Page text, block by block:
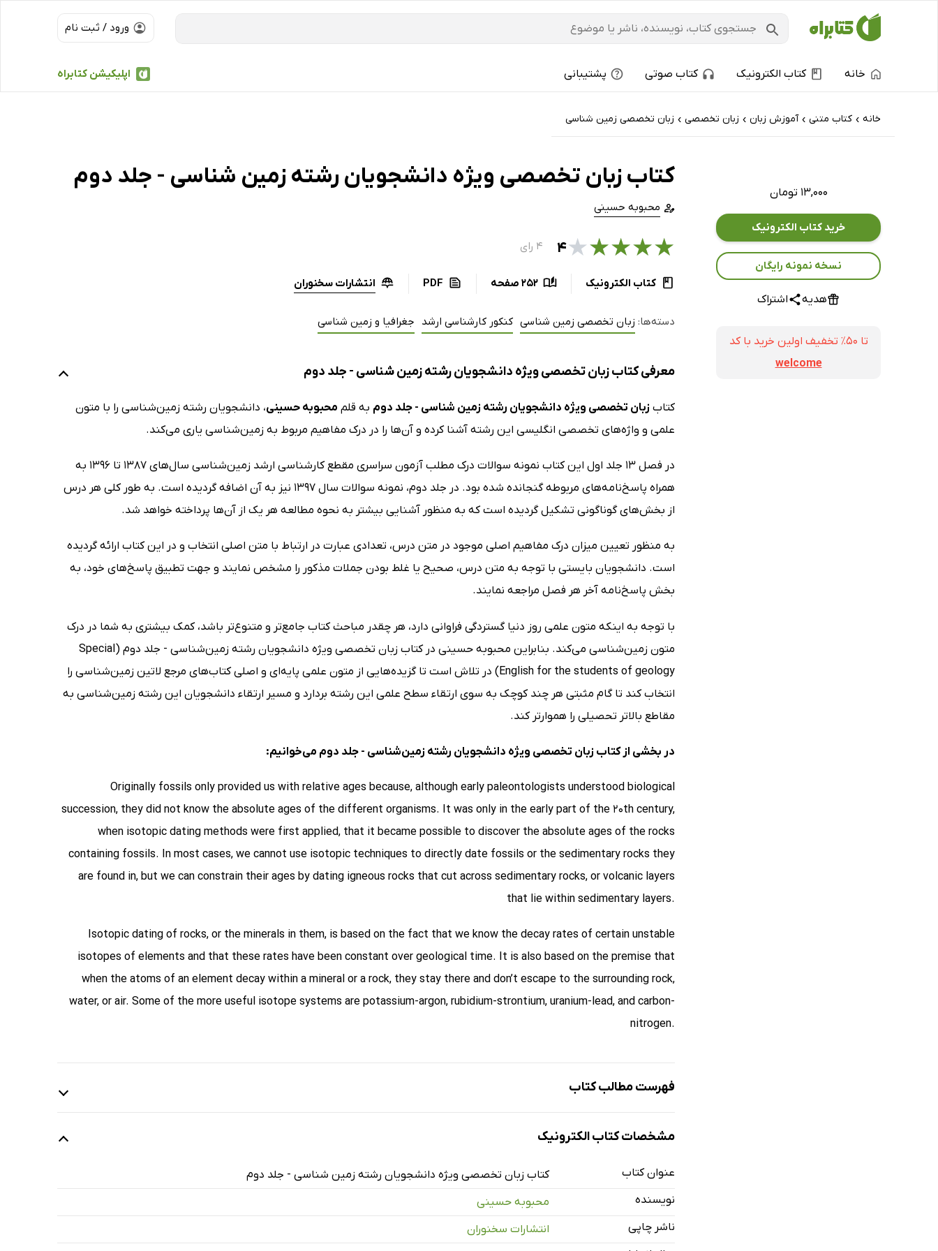
ورود / ثبت نام
اپلیکیشن کتابراه خانه کتاب الکترونیک کتاب صوتی پشتیبانی
خانه › کتاب‌ متنی › آموزش زبان › زبان تخصصی › زبان تخصصی زمین شناسی
۱۳,۰۰۰ تومان
خرید کتاب الکترونیک
نسخه نمونه رایگان
هدیه اشتراک
تا ۵۰٪ تخفیف اولین خرید با کد
welcome
کتاب زبان تخصصی ویژه دانشجویان رشته زمین شناسی - جلد دوم
محبوبه حسینی
★
★
★
★
★۴ ۴ رای
کتاب الکترونیک 252 صفحه PDF انتشارات سخنوران
دسته‌ها: زبان تخصصی زمین شناسی کنکور کارشناسی ارشد جغرافیا و زمین شناسی
معرفی کتاب زبان تخصصی ویژه دانشجویان رشته زمین شناسی - جلد دوم
کتاب زبان تخصصی ویژه دانشجویان رشته زمین شناسی - جلد دوم به قلم محبوبه حسینی، دانشجویان رشته زمین‌شناسی را با متون
علمی و واژه‌های تخصصی انگلیسی این رشته آشنا کرده و آن‌ها را در درک مفاهیم مربوط به زمین‌شناسی یاری می‌کند.
در فصل 13 جلد اول این کتاب نمونه سوالات درک مطلب آزمون سراسری مقطع کارشناسی ارشد زمین‌شناسی سال‌های 1387 تا 1396 به
همراه پاسخ‌نامه‌های مربوطه گنجانده شده بود. در جلد دوم، نمونه سوالات سال 1397 نیز به آن اضافه گردیده است. به طور کلی هر درس
از بخش‌های گوناگونی تشکیل گردیده است که به منظور آشنایی بیشتر به نحوه مطالعه هر یک از آن‌ها پرداخته خواهد شد.
به منظور تعیین میزان درک مفاهیم اصلی موجود در متن درس، تعدادی عبارت در ارتباط با متن اصلی انتخاب و در این کتاب ارائه گردیده
است. دانشجویان بایستی با توجه به متن درس، صحیح یا غلط بودن جملات مذکور را مشخص نمایند و جهت تطبیق پاسخ‌های خود، به
بخش پاسخ‌نامه آخر هر فصل مراجعه نمایند.
با توجه به اینکه متون علمی روز دنیا گستردگی فراوانی دارد، هر چقدر مباحث کتاب جامع‌تر و متنوع‌تر باشد، کمک بیشتری به شما در درک
متون زمین‌شناسی می‌کند. بنابراین محبوبه حسینی در کتاب زبان تخصصی ویژه دانشجویان رشته زمین‌شناسی - جلد دوم (Special
English for the students of geology) در تلاش است تا گزیده‌هایی از متون علمی پایه‌ای و اصلی کتاب‌های مرجع لاتین زمین‌شناسی را
انتخاب کند تا گام مثبتی هر چند کوچک به سوی ارتقاء سطح علمی این رشته بردارد و مسیر ارتقاء دانشجویان این رشته زمین‌شناسی به
مقاطع بالاتر تحصیلی را هموارتر کند.
در بخشی از کتاب زبان تخصصی ویژه دانشجویان رشته زمین‌شناسی - جلد دوم می‌خوانیم:
Originally fossils only provided us with relative ages because, although early paleontologists understood biological
succession, they did not know the absolute ages of the different organisms. It was only in the early part of the 20th century,
when isotopic dating methods were first applied, that it became possible to discover the absolute ages of the rocks
containing fossils. In most cases, we cannot use isotopic techniques to directly date fossils or the sedimentary rocks they
are found in, but we can constrain their ages by dating igneous rocks that cut across sedimentary rocks, or volcanic layers
that lie within sedimentary layers.
Isotopic dating of rocks, or the minerals in them, is based on the fact that we know the decay rates of certain unstable
isotopes of elements and that these rates have been constant over geological time. It is also based on the premise that
when the atoms of an element decay within a mineral or a rock, they stay there and don’t escape to the surrounding rock,
water, or air. Some of the more useful isotope systems are potassium-argon, rubidium-strontium, uranium-lead, and carbon-
nitrogen.
فهرست مطالب کتاب
14. 1 The Geological time scale
14. 2 Relative dating methods
15. 1 What is an earthquake?
مشخصات کتاب الکترونیک
عنوان کتاب
کتاب زبان تخصصی ویژه دانشجویان رشته زمین شناسی - جلد دوم
نویسنده
محبوبه حسینی
ناشر چاپی
انتشارات سخنوران